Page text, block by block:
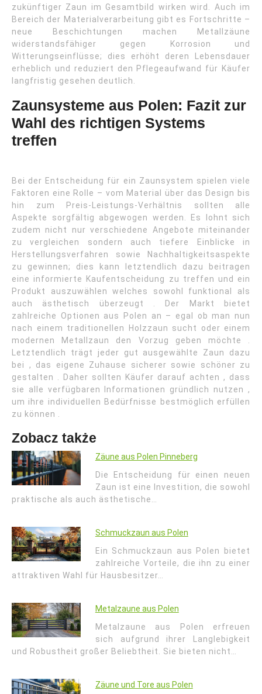
zukünftiger Zaun im Gesamtbild wirken wird. Auch im
Bereich der Materialverarbeitung gibt es Fortschritte –
neue Beschichtungen machen Metallzäune
widerstandsfähiger gegen Korrosion und
Witterungseinflüsse; dies erhöht deren Lebensdauer
erheblich und reduziert den Pflegeaufwand für Käufer
langfristig gesehen deutlich.
Zaunsysteme aus Polen: Fazit zur
Wahl des richtigen Systems
treffen
Bei der Entscheidung für ein Zaunsystem spielen viele
Faktoren eine Rolle – vom Material über das Design bis
hin zum Preis-Leistungs-Verhältnis sollten alle
Aspekte sorgfältig abgewogen werden. Es lohnt sich
zudem nicht nur verschiedene Angebote miteinander
zu vergleichen sondern auch tiefere Einblicke in
Herstellungsverfahren sowie Nachhaltigkeitsaspekte
zu gewinnen; dies kann letztendlich dazu beitragen
eine informierte Kaufentscheidung zu treffen und ein
Produkt auszuwählen welches sowohl funktional als
auch ästhetisch überzeugt . Der Markt bietet
zahlreiche Optionen aus Polen an – egal ob man nun
nach einem traditionellen Holzzaun sucht oder einem
modernen Metallzaun den Vorzug geben möchte .
Letztendlich trägt jeder gut ausgewählte Zaun dazu
bei , das eigene Zuhause sicherer sowie schöner zu
gestalten . Daher sollten Käufer darauf achten , dass
sie alle verfügbaren Informationen gründlich nutzen ,
um ihre individuellen Bedürfnisse bestmöglich erfüllen
zu können .
Zobacz także
Zäune aus Polen Pinneberg
Die Entscheidung für einen neuen
Zaun ist eine Investition, die sowohl
praktische als auch ästhetische…
Schmuckzaun aus Polen
Ein Schmuckzaun aus Polen bietet
zahlreiche Vorteile, die ihn zu einer
attraktiven Wahl für Hausbesitzer…
Metalzaune aus Polen
Metalzaune aus Polen erfreuen
sich aufgrund ihrer Langlebigkeit
und Robustheit großer Beliebtheit. Sie bieten nicht…
Zäune und Tore aus Polen